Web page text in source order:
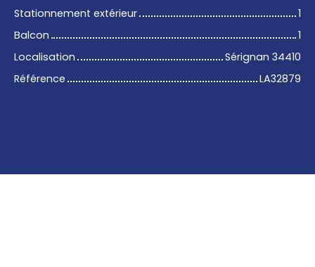
Stationnement extérieur
1
Balcon
1
Localisation
Sérignan 34410
Référence
LA32879